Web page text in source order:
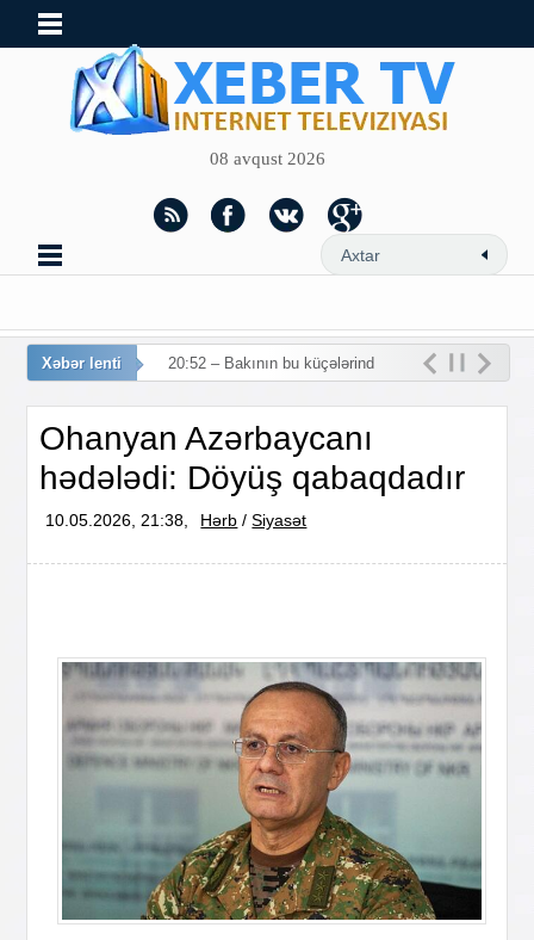
08 avqust 2026
Xəbər lenti 20:52 – Bakının bu küçələrində
Ohanyan Azərbaycanı
hədələdi: Döyüş qabaqdadır
10.05.2026, 21:38, Hərb /Siyasət